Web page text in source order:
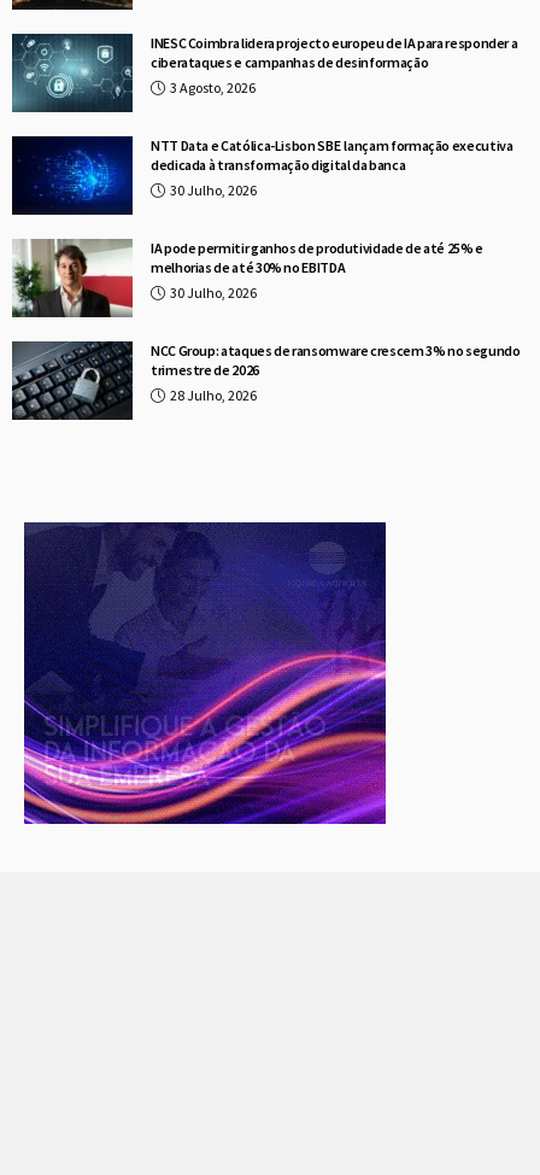
INESC Coimbra lidera projecto europeu de IA para responder a
ciberataques e campanhas de desinformação
3 Agosto, 2026
NTT Data e Católica-Lisbon SBE lançam formação executiva
dedicada à transformação digital da banca
30 Julho, 2026
IA pode permitir ganhos de produtividade de até 25% e
melhorias de até 30% no EBITDA
30 Julho, 2026
NCC Group: ataques de ransomware crescem 3% no segundo
trimestre de 2026
28 Julho, 2026